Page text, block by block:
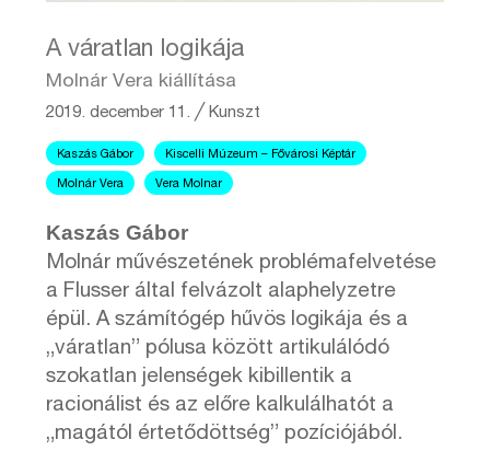
A váratlan logikája
Molnár Vera kiállítása
2019. december 11. ╱Kunszt
Kaszás Gábor Kiscelli Múzeum – Fővárosi Képtár
Molnár Vera Vera Molnar
Kaszás Gábor
Molnár művészetének problémafelvetése
a Flusser által felvázolt alaphelyzetre
épül. A számítógép hűvös logikája és a
„váratlan” pólusa között artikulálódó
szokatlan jelenségek kibillentik a
racionálist és az előre kalkulálhatót a
„magától értetődöttség” pozíciójából.